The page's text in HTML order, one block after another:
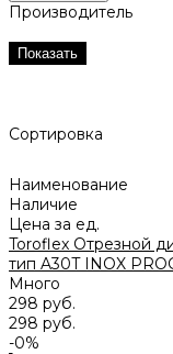
Производитель
Показать
Сортировка
Наименование
Наличие
Цена за ед.
Toroflex Отрезной
тип A30T INOX
Много
298 руб.
298 руб.
-0%